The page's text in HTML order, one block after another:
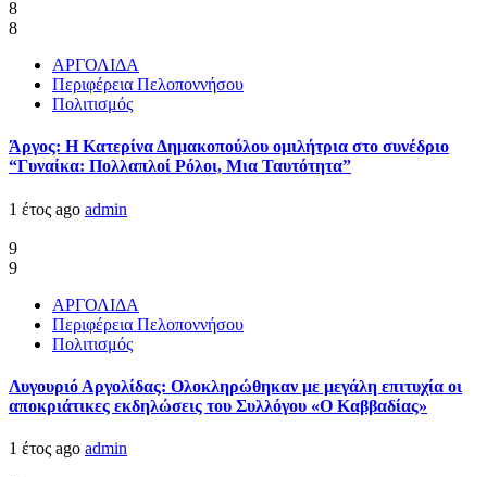
8
8
ΑΡΓΟΛΙΔΑ
Περιφέρεια Πελοποννήσου
Πολιτισμός
Άργος: Η Κατερίνα Δημακοπούλου ομιλήτρια στο συνέδριο
“Γυναίκα: Πολλαπλοί Ρόλοι, Μια Ταυτότητα”
1 έτος ago admin
9
9
ΑΡΓΟΛΙΔΑ
Περιφέρεια Πελοποννήσου
Πολιτισμός
Λυγουριό Αργολίδας: Ολοκληρώθηκαν με μεγάλη επιτυχία οι
αποκριάτικες εκδηλώσεις του Συλλόγου «Ο Καββαδίας»
1 έτος ago admin